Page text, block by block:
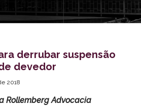
derrubar suspensão
devedor
2018
Rollemberg Advocacia